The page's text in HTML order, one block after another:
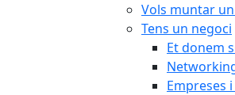
Vols muntar
Tens un negoci
Et donem
Empreses